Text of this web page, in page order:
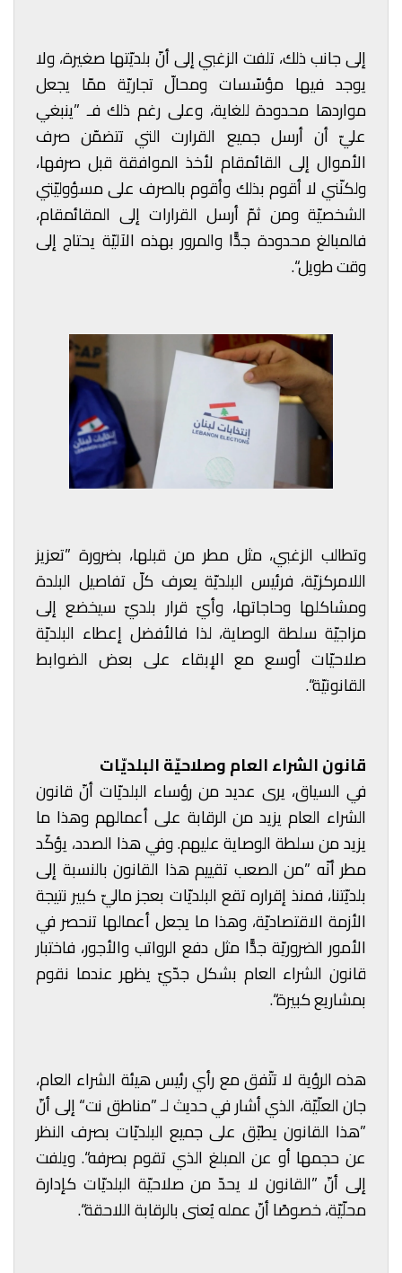
إلى جانب ذلك، تلفت الزغبي إلى أنّ بلديّتها صغيرة، ولا
يوجد فيها مؤسّسات ومحالّ تجاريّة ممّا يجعل
مواردها محدودة للغاية، وعلى رغم ذلك فـ ”ينبغي
عليّ أن أرسل جميع القرارت التي تتضمّن صرف
الأموال إلى القائمقام لأخذ الموافقة قبل صرفها،
ولكنّني لا أقوم بذلك وأقوم بالصرف على مسؤوليّتي
الشخصيّة ومن ثمّ أرسل القرارات إلى المقائمقام،
فالمبالغ محدودة جدًّا والمرور بهذه الآليّة يحتاج إلى
وقت طويل“.
وتطالب الزغبي، مثل مطر من قبلها، بضرورة ”تعزيز
اللامركزيّة، فرئيس البلديّة يعرف كلّ تفاصيل البلدة
ومشاكلها وحاجاتها، وأيّ قرار بلديّ سيخضع إلى
مزاجيّة سلطة الوصاية، لذا فالأفضل إعطاء البلديّة
صلاحيّات أوسع مع الإبقاء على بعض الضوابط
القانونيّة“.
قانون الشراء العام وصلاحيّة البلديّات
في السياق، يرى عديد من رؤساء البلديّات أنّ قانون
الشراء العام يزيد من الرقابة على أعمالهم وهذا ما
يزيد من سلطة الوصاية عليهم. وفي هذا الصدد، يؤكّد
مطر أنّه ”من الصعب تقييم هذا القانون بالنسبة إلى
بلديّتنا، فمنذ إقراره تقع البلديّات بعجز ماليّ كبير نتيجة
الأزمة الاقتصاديّة، وهذا ما يجعل أعمالها تنحصر في
الأمور الضروريّة جدًّا مثل دفع الرواتب والأجور، فاختبار
قانون الشراء العام بشكل جدّيّ يظهر عندما نقوم
بمشاريع كبيرة“.
هذه الرؤية لا تتّفق مع رأي رئيس هيئة الشراء العام،
جان العلّيّة، الذي أشار في حديث لـ ”مناطق نت“ إلى أنّ
”هذا القانون يطبّق على جميع البلديّات بصرف النظر
عن حجمها أو عن المبلغ الذي تقوم بصرفه“. ويلفت
إلى أنّ ”القانون لا يحدّ من صلاحيّة البلديّات كإدارة
محلّيّة، خصوصًا أنّ عمله يُعنى بالرقابة اللاحقة“.